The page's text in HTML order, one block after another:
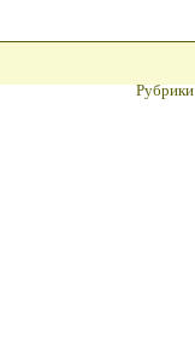
Рубрики